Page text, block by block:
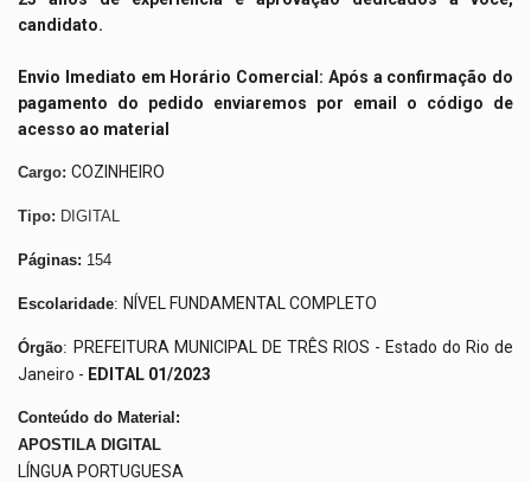
candidato.
Envio Imediato em Horário Comercial: Após a confirmação do
pagamento do pedido enviaremos por email o código de
acesso ao material
Cargo: COZINHEIRO
Tipo: DIGITAL
Páginas: 154
Escolaridade: NÍVEL FUNDAMENTAL COMPLETO
Órgão: PREFEITURA MUNICIPAL DE TRÊS RIOS - Estado do Rio de
Janeiro - EDITAL 01/2023
Conteúdo do Material:
APOSTILA DIGITAL
LÍNGUA PORTUGUESA